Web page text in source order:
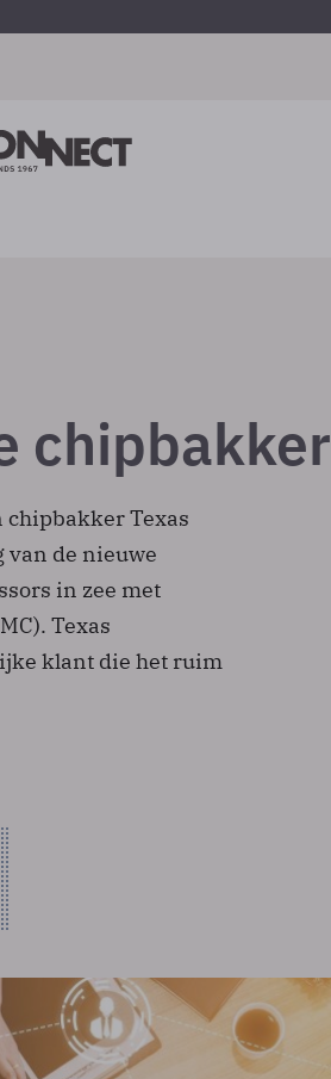
chipbakker
chipbakker Texas
de nieuwe
in zee met
Texas
klant die het ruim